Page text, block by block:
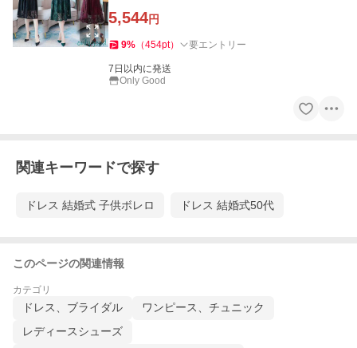
5,544円
9% （454pt） 要エントリー
7日以内に発送
Only Good
関連キーワードで探す
ドレス 結婚式 子供ボレロ ドレス 結婚式50代
このページの関連情報
カテゴリ
ドレス、ブライダル
ワンピース、チュニック
レディースシューズ